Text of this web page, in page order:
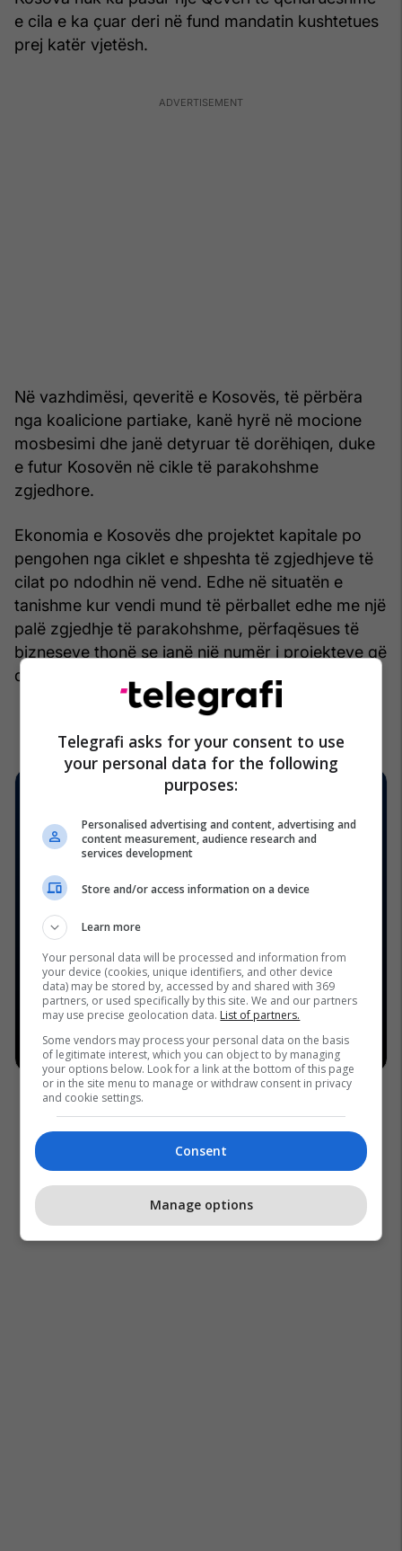
e cila e ka çuar deri në fund mandatin kushtetues
prej katër vjetësh.
Në vazhdimësi, qeveritë e Kosovës, të përbëra
nga koalicione partiake, kanë hyrë në mocione
mosbesimi dhe janë detyruar të dorëhiqen, duke
e futur Kosovën në cikle të parakohshme
zgjedhore.
Ekonomia e Kosovës dhe projektet kapitale po
pengohen nga ciklet e shpeshta të zgjedhjeve të
cilat po ndodhin në vend. Edhe në situatën e
tanishme kur vendi mund të përballet edhe me një
palë zgjedhje të parakohshme, përfaqësues të
bizneseve thonë se janë një numër i projekteve që
do të shënojnë ngecje.
Telegrafi asks for your consent to use
your personal data for the following
purposes:
Personalised advertising and content, advertising and
content measurement, audience research and
services development
Store and/or access information on a device
Learn more
Your personal data will be processed and information from
your device (cookies, unique identifiers, and other device
data) may be stored by, accessed by and shared with 369
partners, or used specifically by this site. We and our partners
may use precise geolocation data. List of partners.
Some vendors may process your personal data on the basis
of legitimate interest, which you can object to by managing
your options below. Look for a link at the bottom of this page
or in the site menu to manage or withdraw consent in privacy
and cookie settings.
Consent
Manage options